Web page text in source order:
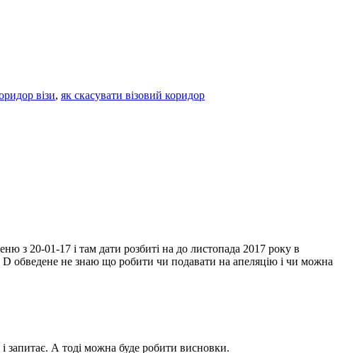
візи, як скасувати візовий коридор
з 20-01-17 і там дати розбиті на до листопада 2017 року в
D обведене не знаю що робити чи подавати на апеляцію і чи можна
запитає. А тоді можна буде робити висновки.